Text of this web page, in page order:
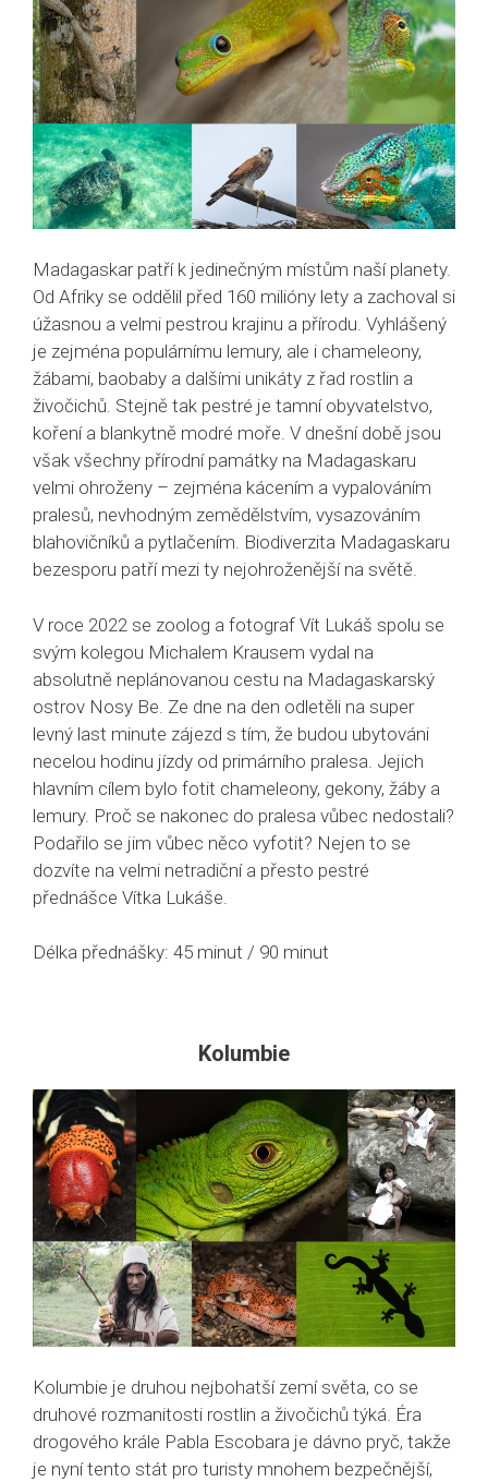
Madagaskar patří k jedinečným místům naší planety.
Od Afriky se oddělil před 160 milióny lety a zachoval si
úžasnou a velmi pestrou krajinu a přírodu. Vyhlášený
je zejména populárnímu lemury, ale i chameleony,
žábami, baobaby a dalšími unikáty z řad rostlin a
živočichů. Stejně tak pestré je tamní obyvatelstvo,
koření a blankytně modré moře. V dnešní době jsou
však všechny přírodní památky na Madagaskaru
velmi ohroženy – zejména kácením a vypalováním
pralesů, nevhodným zemědělstvím, vysazováním
blahovičníků a pytlačením. Biodiverzita Madagaskaru
bezesporu patří mezi ty nejohroženější na světě.
V roce 2022 se zoolog a fotograf Vít Lukáš spolu se
svým kolegou Michalem Krausem vydal na
absolutně neplánovanou cestu na Madagaskarský
ostrov Nosy Be. Ze dne na den odletěli na super
levný last minute zájezd s tím, že budou ubytováni
necelou hodinu jízdy od primárního pralesa. Jejich
hlavním cílem bylo fotit chameleony, gekony, žáby a
lemury. Proč se nakonec do pralesa vůbec nedostali?
Podařilo se jim vůbec něco vyfotit? Nejen to se
dozvíte na velmi netradiční a přesto pestré
přednášce Vítka Lukáše.
Délka přednášky: 45 minut / 90 minut
Kolumbie
Kolumbie je druhou nejbohatší zemí světa, co se
druhové rozmanitosti rostlin a živočichů týká. Éra
drogového krále Pabla Escobara je dávno pryč, takže
je nyní tento stát pro turisty mnohem bezpečnější,